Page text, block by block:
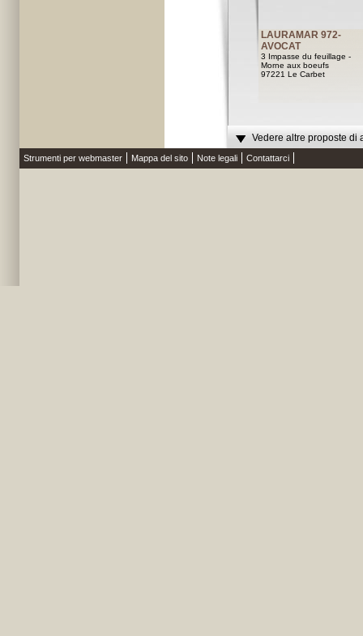
LAURAMAR 972-
AVOCAT
3 Impasse du feuillage -
Morne aux boeufs
97221 Le Carbet
Vedere altre proposte di
Strumenti per webmaster Mappa del sito Note legali Contattarci